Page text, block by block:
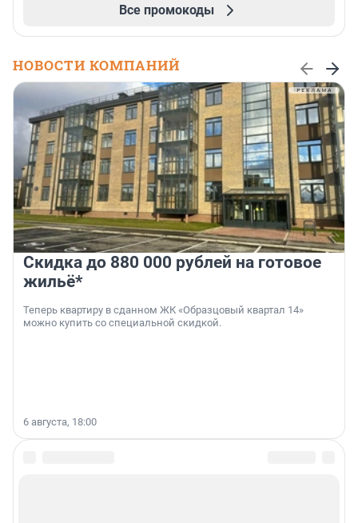
Все промокоды
НОВОСТИ КОМПАНИЙ
Скидка до 880 000 рублей на готовое
жильё*
Теперь квартиру в сданном ЖК «Образцовый квартал 14»
можно купить со специальной скидкой.
6 августа, 18:00